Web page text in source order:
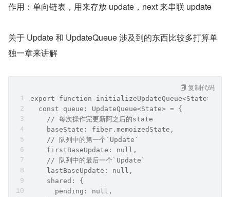
作用：单向链表，用来存放 update，next 来串联 update
关于 Update 和 UpdateQueue 涉及到的东西比较多打算单
独一章来讲解
export function
  const queue: UpdateQueue<State> = {
    // 每次操作完更新阿之后的state
    baseState: fiber.memoizedState,
    // 队列中的第一个`Update`
    firstBaseUpdate: null,
    // 队列中的最后一个`Update`
    lastBaseUpdate: null,
    shared: {
      pending: null,
复制代码